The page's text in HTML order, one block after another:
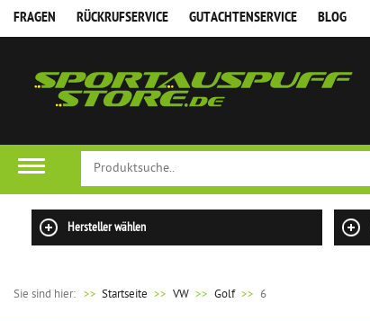
FILTER
FRAGEN RÜCKRUFSERVICE GUTACHTENSERVICE BLOG
Hersteller wählen
Sie sind hier: >> Startseite VW Golf 6